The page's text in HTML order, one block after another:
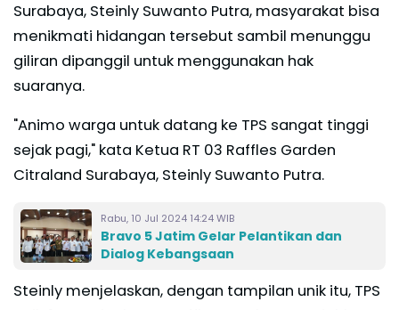
Surabaya, Steinly Suwanto Putra, masyarakat bisa
menikmati hidangan tersebut sambil menunggu
giliran dipanggil untuk menggunakan hak
suaranya.
"Animo warga untuk datang ke TPS sangat tinggi
sejak pagi," kata Ketua RT 03 Raffles Garden
Citraland Surabaya, Steinly Suwanto Putra.
Rabu, 10 Jul 2024 14:24 WIB
Bravo 5 Jatim Gelar Pelantikan dan
Dialog Kebangsaan
Steinly menjelaskan, dengan tampilan unik itu, TPS